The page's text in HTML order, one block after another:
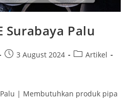
Surabaya Palu
3 August 2024
Artikel
Palu | Membutuhkan produk pipa